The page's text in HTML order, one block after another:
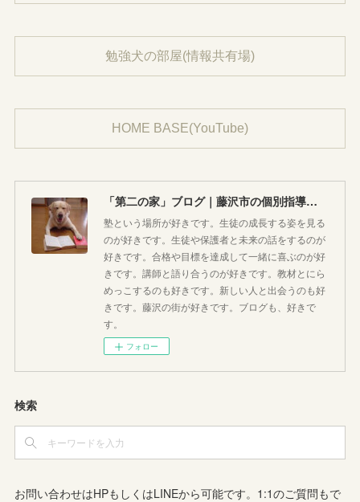
勉強犬の部屋(情報共有場)
HOME BASE(YouTube)
「第二の家」ブログ｜藤沢市の個別指導塾のお話
塾という場所が好きです。生徒の成長する姿を見る
のが好きです。生徒や保護者と未来の話をするのが
好きです。合格や目標を達成して一緒に喜ぶのが好
きです。講師と語り合うのが好きです。教材とにら
めっこするのも好きです。新しい人と出会うのも好
きです。藤沢の街が好きです。ブログも、好きで
す。
フォロー
検索
お問い合わせはHPもしくはLINEから可能です。1:1のご質問もで